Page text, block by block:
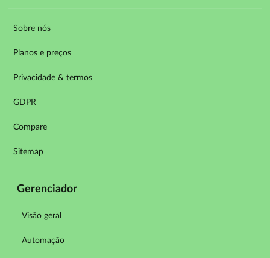
Sobre nós
Planos e preços
Privacidade & termos
GDPR
Compare
Sitemap
Gerenciador
Visão geral
Automação